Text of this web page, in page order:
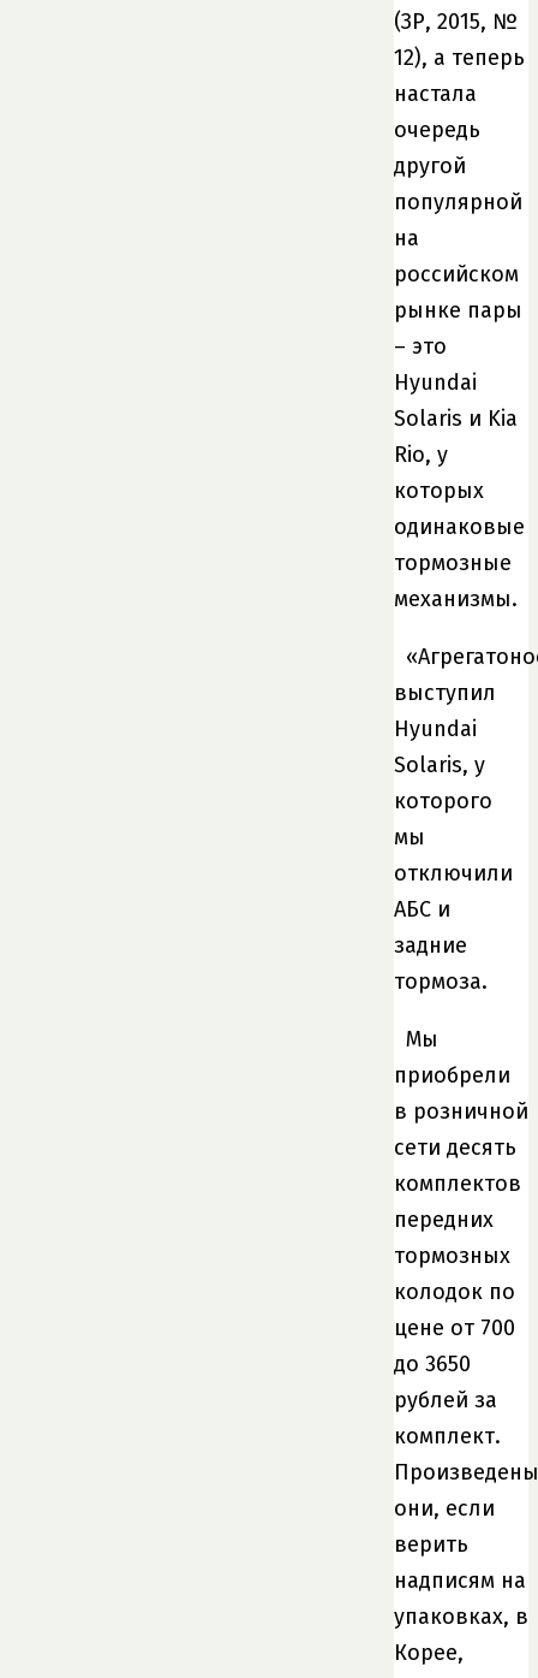
(ЗР, 2015, №
12), а теперь
настала
очередь
другой
популярной
на
российском
рынке пары
– это
Hyundai
Solaris и Kia
Rio, у
которых
одинаковые
тормозные
механизмы.
выступил
Hyundai
Solaris, у
которого
мы
отключили
АБС и
задние
тормоза.
Мы
приобрели
в розничной
сети десять
комплектов
передних
тормозных
колодок по
цене от 700
до 3650
рублей за
комплект.
Произведены
они, если
верить
надписям на
упаковках, в
Корее,